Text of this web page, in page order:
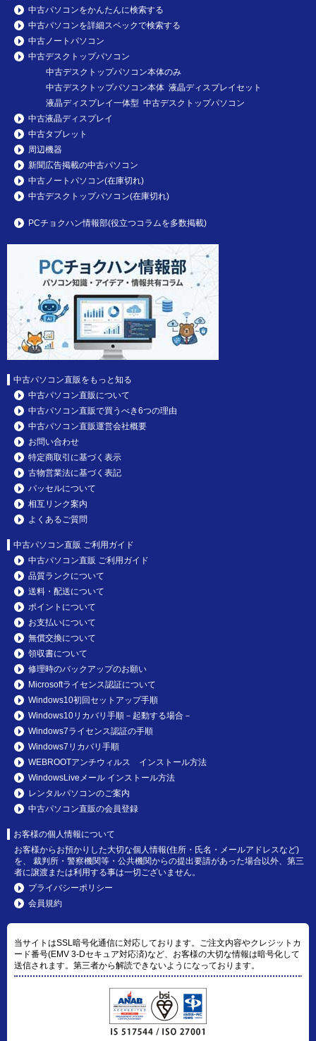
中古パソコンをかんたんに検索する
中古パソコンを詳細スペックで検索する
中古ノートパソコン
中古デスクトップパソコン
中古デスクトップパソコン本体のみ
中古デスクトップパソコン本体 液晶ディスプレイセット
液晶ディスプレイ一体型 中古デスクトップパソコン
中古液晶ディスプレイ
中古タブレット
周辺機器
新聞広告掲載の中古パソコン
中古ノートパソコン(在庫切れ)
中古デスクトップパソコン(在庫切れ)
PCチョクハン情報部(役立つコラムを多数掲載)
中古パソコン直販をもっと知る
中古パソコン直販について
中古パソコン直販で買うべき6つの理由
中古パソコン直販運営会社概要
お問い合わせ
特定商取引に基づく表示
古物営業法に基づく表記
パッセルについて
相互リンク案内
よくあるご質問
中古パソコン直販 ご利用ガイド
中古パソコン直販 ご利用ガイド
品質ランクについて
送料・配送について
ポイントについて
お支払いについて
無償交換について
領収書について
修理時のバックアップのお願い
Microsoftライセンス認証について
Windows10初回セットアップ手順
Windows10リカバリ手順－起動する場合－
Windows7ライセンス認証の手順
Windows7リカバリ手順
WEBROOTアンチウィルス インストール方法
WindowsLiveメール インストール方法
レンタルパソコンのご案内
中古パソコン直販の会員登録
お客様の個人情報について
お客様からお預かりした大切な個人情報(住所・氏名・メールアドレスなど)
を、 裁判所・警察機関等・公共機関からの提出要請があった場合以外、第三
者に譲渡または利用する事は一切ございません。
プライバシーポリシー
会員規約
当サイトはSSL暗号化通信に対応しております。ご注文内容やクレジットカ
ード番号(EMV 3-Dセキュア対応済)など、お客様の大切な情報は暗号化して
送信されます。第三者から解読できないようになっております。